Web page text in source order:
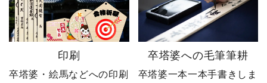
印刷
卒塔婆・絵馬などへの印刷
卒塔婆への毛筆筆耕
卒塔婆一本一本手書きしま